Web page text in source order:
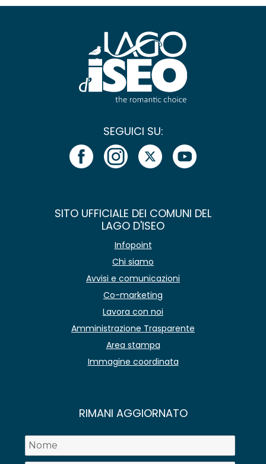
SEGUICI SU:
SITO UFFICIALE DEI COMUNI DEL
LAGO D'ISEO
Infopoint
Chi siamo
Avvisi e comunicazioni
Co-marketing
Lavora con noi
Amministrazione Trasparente
Area stampa
Immagine coordinata
RIMANI AGGIORNATO